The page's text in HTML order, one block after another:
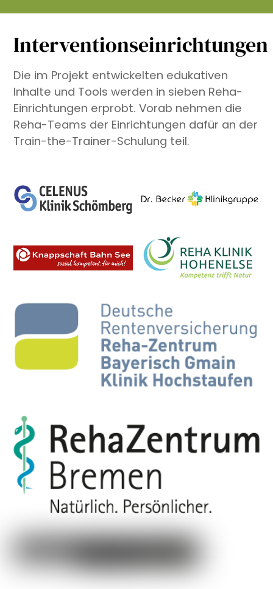
Interventionseinrichtungen
Die im Projekt entwickelten edukativen
Inhalte und Tools werden in sieben Reha-
Einrichtungen erprobt. Vorab nehmen die
Reha-Teams der Einrichtungen dafür an der
Train-the-Trainer-Schulung teil.